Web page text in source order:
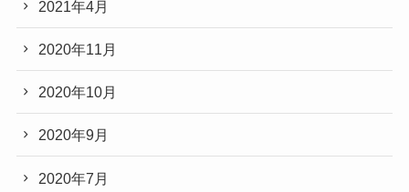
2021年4月
2020年11月
2020年10月
2020年9月
2020年7月